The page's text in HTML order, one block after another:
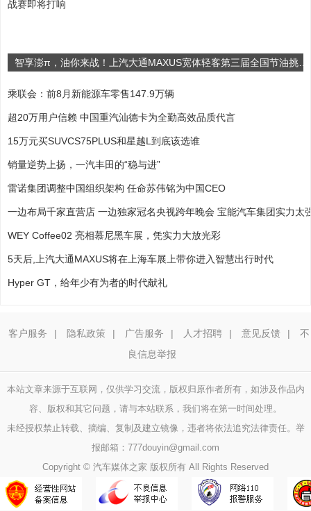
乘联会：前8月新能源车零售147.9万辆
超20万用户信赖 中国重汽汕德卡为全勤高效品质代言
15万元买SUVCS75PLUS和星越L到底该选谁
销量逆势上扬，一汽丰田的“稳与进”
雷诺集团调整中国组织架构 任命苏伟铭为中国CEO
一边布局千家直营店 一边独家冠名央视跨年晚会 宝能汽车集团实力太
WEY Coffee02 亮相慕尼黑车展，凭实力大放光彩
5天后,上汽大通MAXUS将在上海车展上带你进入智慧出行时代
Hyper GT，给年少有为者的时代献礼
客户服务 | 隐私政策 | 广告服务 | 人才招聘 | 意见反馈 |
不
良信息举报
本站文章来源于互联网，仅供学习交流，版权归原作者所有，如涉及作品内
容、版权和其它问题，请与本站联系，我们将在第一时间处理。
未经授权禁止转载、摘编、复制及建立镜像，违者将依法追究法律责任。举
报邮箱：777douyin@gmail.com
Copyright © 汽车媒体之家 版权所有 All Rights Reserved